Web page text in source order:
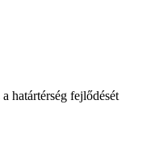
határtérség fejlődését